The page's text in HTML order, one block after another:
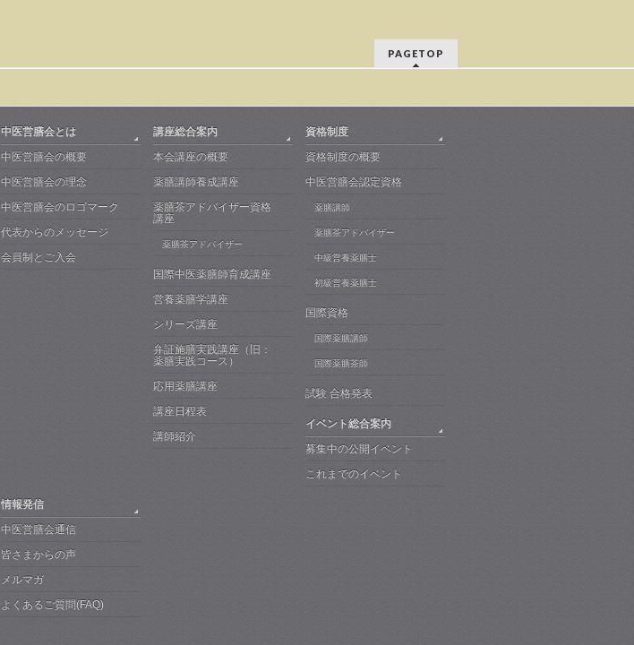
PAGETOP
中医営膳会とは
中医営膳会の概要
中医営膳会の理念
中医営膳会のロゴマーク
代表からのメッセージ
会員制とご入会
講座総合案内
本会講座の概要
薬膳講師養成講座
薬膳茶アドバイザー資格
講座
薬膳茶アドバイザー
国際中医薬膳師育成講座
営養薬膳学講座
シリーズ講座
弁証施膳実践講座（旧：
薬膳実践コース）
応用薬膳講座
講座日程表
講師紹介
資格制度
資格制度の概要
中医営膳会認定資格
薬膳講師
薬膳茶アドバイザー
中級営養薬膳士
初級営養薬膳士
国際資格
国際薬膳講師
国際薬膳茶師
試験 合格発表
イベント総合案内
募集中の公開イベント
これまでのイベント
情報発信
中医営膳会通信
皆さまからの声
メルマガ
よくあるご質問(FAQ)